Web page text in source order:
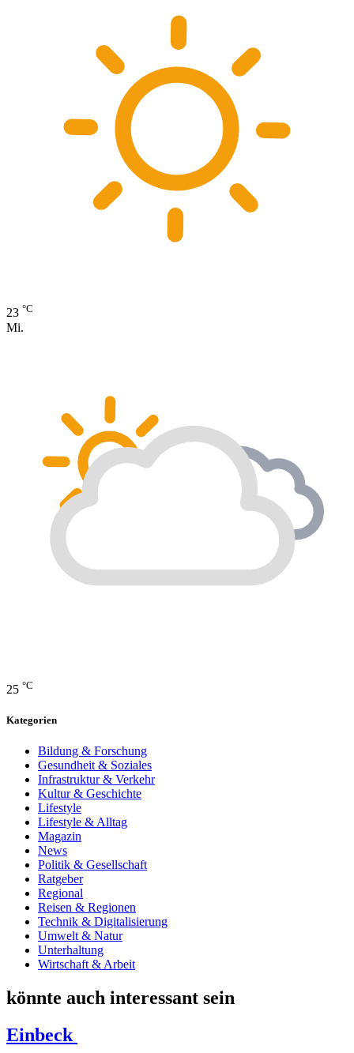
23 °C
Mi.
25 °C
Kategorien
Bildung & Forschung
Gesundheit & Soziales
Infrastruktur & Verkehr
Kultur & Geschichte
Lifestyle
Lifestyle & Alltag
Magazin
News
Politik & Gesellschaft
Ratgeber
Regional
Reisen & Regionen
Technik & Digitalisierung
Umwelt & Natur
Unterhaltung
Wirtschaft & Arbeit
könnte auch interessant sein
Einbeck